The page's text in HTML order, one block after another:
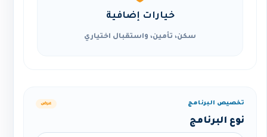
خيارات إضافية
سكن، تأمين، واستقبال اختياري
تخصيص البرنامج عرض
نوع البرنامج